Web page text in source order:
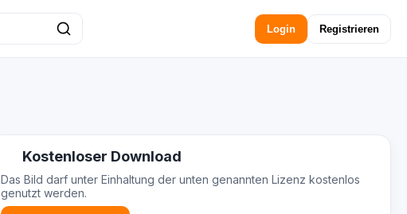
Login Registrieren
Kostenloser Download
Das Bild darf unter Einhaltung der unten genannten Lizenz kostenlos
genutzt werden.